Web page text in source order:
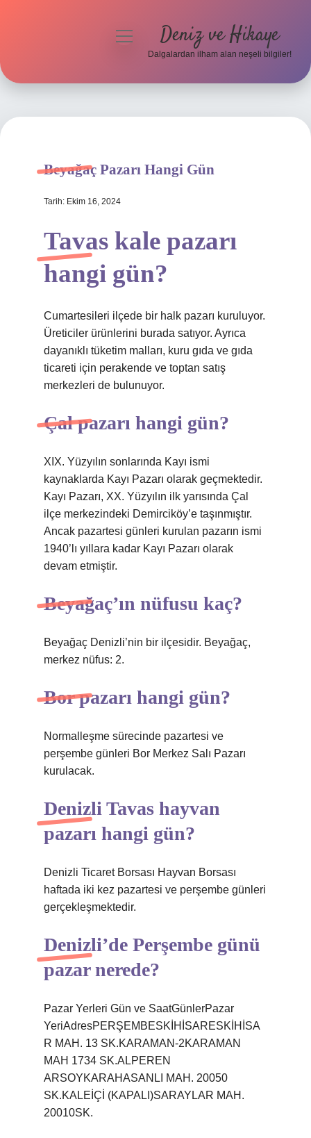
Hakkımızda
menüyü
Deniz ve Hikaye
Dalgalardan ilham alan neşeli bilgiler!
Beyağaç Pazarı Hangi Gün
Tarih: Ekim 16, 2024
Tavas kale pazarı
hangi gün?
Cumartesileri ilçede bir halk pazarı kuruluyor.
Üreticiler ürünlerini burada satıyor. Ayrıca
dayanıklı tüketim malları, kuru gıda ve gıda
ticareti için perakende ve toptan satış
merkezleri de bulunuyor.
Çal pazarı hangi gün?
XIX. Yüzyılın sonlarında Kayı ismi
kaynaklarda Kayı Pazarı olarak geçmektedir.
Kayı Pazarı, XX. Yüzyılın ilk yarısında Çal
ilçe merkezindeki Demirciköy’e taşınmıştır.
Ancak pazartesi günleri kurulan pazarın ismi
1940’lı yıllara kadar Kayı Pazarı olarak
devam etmiştir.
Beyağaç’ın nüfusu kaç?
Beyağaç Denizli’nin bir ilçesidir. Beyağaç,
merkez nüfus: 2.
Bor pazarı hangi gün?
Normalleşme sürecinde pazartesi ve
perşembe günleri Bor Merkez Salı Pazarı
kurulacak.
Denizli Tavas hayvan
pazarı hangi gün?
Denizli Ticaret Borsası Hayvan Borsası
haftada iki kez pazartesi ve perşembe günleri
gerçekleşmektedir.
Denizli’de Perşembe günü
pazar nerede?
Pazar Yerleri Gün ve SaatGünlerPazar
YeriAdresPERŞEMBESKİHİSARESKİHİSA
R MAH. 13 SK.KARAMAN-2KARAMAN
MAH 1734 SK.ALPEREN
ARSOYKARAHASANLI MAH. 20050
SK.KALEİÇİ (KAPALI)SARAYLAR MAH.
20010SK.